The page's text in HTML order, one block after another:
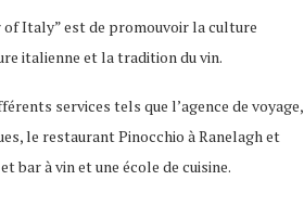
of Italy” est de promouvoir la culture
italienne et la tradition du vin.
services tels que l’agence de voyage,
le restaurant Pinocchio à Ranelagh et
bar à vin et une école de cuisine.